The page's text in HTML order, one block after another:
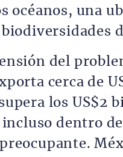
océanos, una
del
cerca de
los US$2
incluso dentro